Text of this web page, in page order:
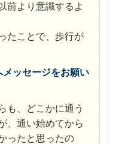
前より意識するよ
たことで、歩行が
ッセージをお願い
も、どこかに通う
、通い始めてから
ったと思ったの